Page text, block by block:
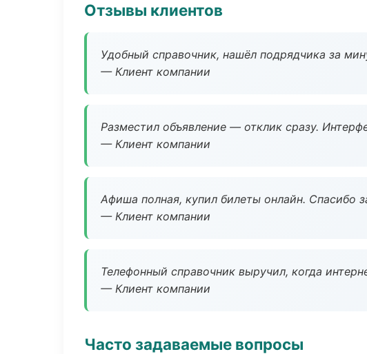
Отзывы клиентов
Удобный справочник, нашёл подрядчика за
— Клиент компании
Разместил объявление — отклик сразу.
— Клиент компании
Афиша полная, купил билеты онлайн. Спасибо
— Клиент компании
Телефонный справочник выручил, когда
— Клиент компании
Часто задаваемые вопросы